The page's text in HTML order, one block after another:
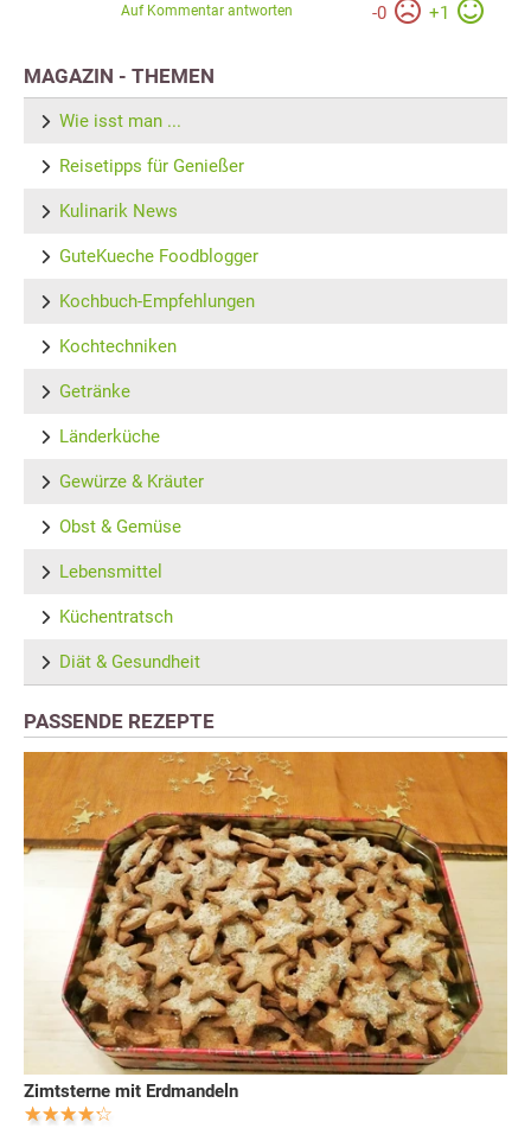
-0 +1
Auf Kommentar antworten
MAGAZIN - THEMEN
Wie isst man ...
Reisetipps für Genießer
Kulinarik News
GuteKueche Foodblogger
Kochbuch-Empfehlungen
Kochtechniken
Getränke
Länderküche
Gewürze & Kräuter
Obst & Gemüse
Lebensmittel
Küchentratsch
Diät & Gesundheit
PASSENDE REZEPTE
Zimtsterne mit Erdmandeln